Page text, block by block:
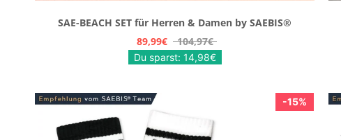
SAE-BEACH SET für Herren & Damen by SAEBIS®
89,99€
104,97€
Du sparst: 14,98€
15%